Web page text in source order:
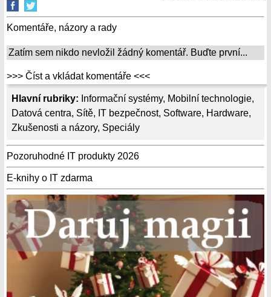
Hlavní rubriky: Informační systémy, Mobilní technologie,
Datová centra, Sítě, IT bezpečnost, Software, Hardware,
Zkušenosti a názory, Speciály
Pozoruhodné IT produkty 2026
E-knihy o IT zdarma
Komentáře, názory a rady
Zatím sem nikdo nevložil žádný komentář. Buďte první...
>>> Číst a vkládat komentáře <<<